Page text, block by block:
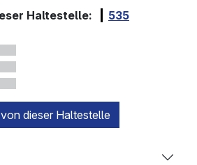
Haltestelle:
535
dieser Haltestelle